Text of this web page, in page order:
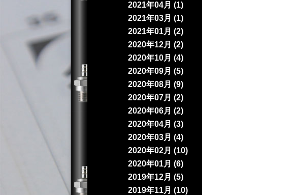
2021年04月 (1)
2021年03月 (1)
2021年01月 (2)
2020年12月 (2)
2020年10月 (4)
2020年09月 (5)
2020年08月 (9)
2020年07月 (2)
2020年06月 (2)
2020年04月 (3)
2020年03月 (4)
2020年02月 (10)
2020年01月 (6)
2019年12月 (5)
2019年11月 (10)